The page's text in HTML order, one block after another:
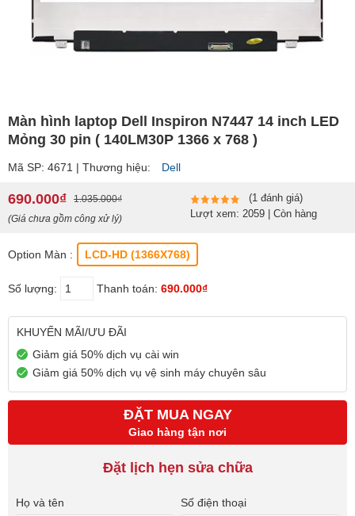
Màn hình laptop Dell Inspiron N7447 14 inch LED
Mỏng 30 pin ( 140LM30P 1366 x 768 )
Mã SP: 4671 | Thương hiệu: Dell
690.000₫
1.035.000₫
(Giá chưa gồm công xử lý)
(1 đánh giá)
Lượt xem: 2059 | Còn hàng
Option Màn : LCD-HD (1366X768)
Số lượng: Thanh toán: 690.000₫
KHUYẾN MÃI/ƯU ĐÃI
Giảm giá 50% dịch vụ cài win
Giảm giá 50% dịch vụ vệ sinh máy chuyên sâu
ĐẶT MUA NGAY
Giao hàng tận nơi
Đặt lịch hẹn sửa chữa
Họ và tên Số điện thoại